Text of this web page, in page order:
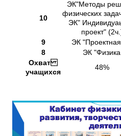
10
ЭК"Методы
физических
ЭК"
проект"
9
ЭК
8
ЭК "Физика
Охват
учащихся
48%